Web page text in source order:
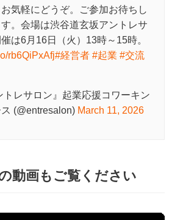
気軽にどうぞ。ご参加お待ちし
。会場は渋谷道玄坂アントレサ
は6月16日（火）13時～15時。
rb6QiPxAfj#経営者 #起業 #交流
レサロン』起業応援コワーキン
(@entresalon) March 11, 2026
動画もご覧ください